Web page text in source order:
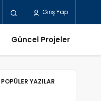
Giriş Yap
Güncel Projeler
POPÜLER YAZILAR